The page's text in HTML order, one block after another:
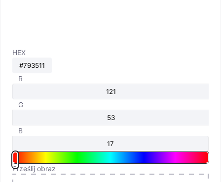
HEX
R
G
B
Prześlij obraz